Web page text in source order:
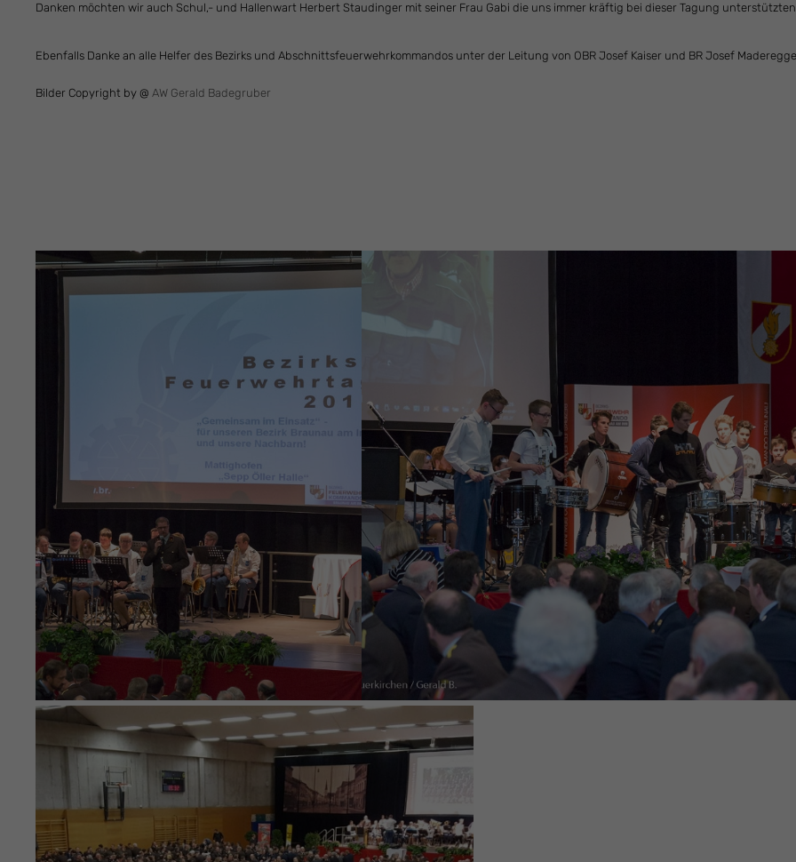
Danken möchten wir auch Schul,- und Hallenwart Herbert Staudinger mit seiner Frau Gabi die uns immer kräftig bei dieser Tagung
Ebenfalls Danke an alle Helfer des Bezirks und Abschnittsfeuerwehrkommandos unter der Leitung von OBR Josef Kaiser und BR Josef
Bilder Copyright by @ AW Gerald Badegruber